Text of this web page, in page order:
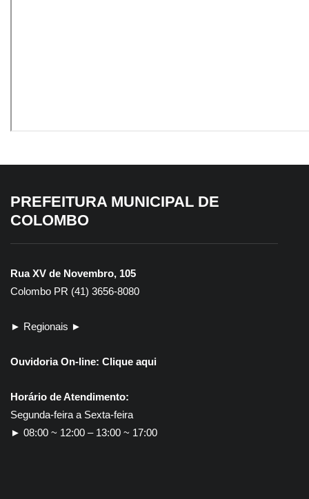
PREFEITURA MUNICIPAL DE
COLOMBO
Rua XV de Novembro, 105
Colombo PR (41) 3656-8080
► Regionais ►
Ouvidoria On-line: Clique aqui
Horário de Atendimento:
Segunda-feira a Sexta-feira
► 08:00 ~ 12:00 – 13:00 ~ 17:00